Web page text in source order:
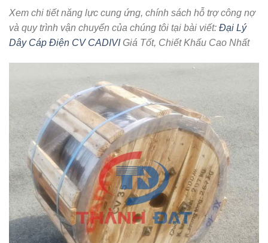
Xem chi tiết năng lực cung ứng, chính sách hỗ trợ công nợ
và quy trình vận chuyển của chúng tôi tại bài viết: Đại Lý
Dây Cáp Điện CV CADIVIGiá Tốt, Chiết Khấu Cao Nhất